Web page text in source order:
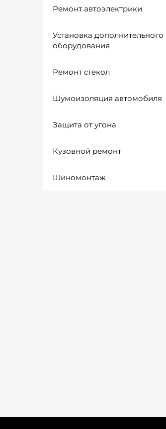
Ремонт автоэлектрики
Установка дополнительного
оборудования
Ремонт стекол
Шумоизоляция автомобиля
Защита от угона
Кузовной ремонт
Шиномонтаж